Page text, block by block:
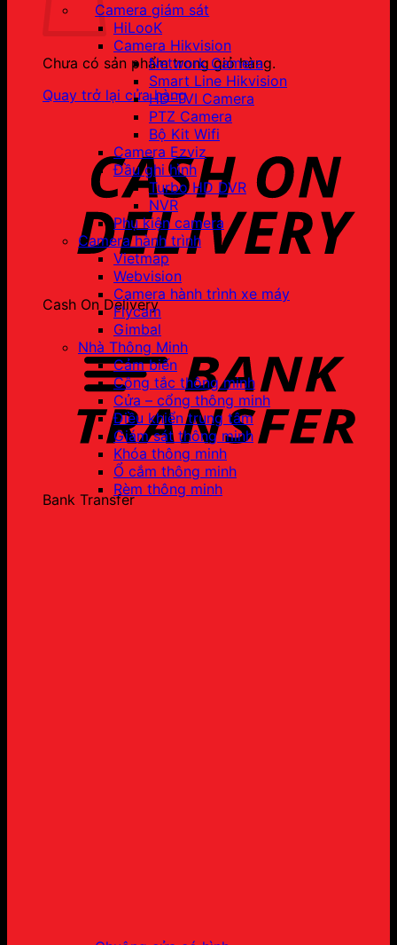
Chưa có sản phẩm trong giỏ hàng.
Quay trở lại cửa hàng
Cash On Delivery
Bank Transfer
Camera giám sát
HiLooK
Camera Hikvision
Network Camera
Smart Line Hikvision
HD-TVI Camera
PTZ Camera
Bộ Kit Wifi
Camera Ezviz
Đầu ghi hình
Turbo HD DVR
NVR
Phụ kiện camera
Camera hành trình
Vietmap
Webvision
Camera hành trình xe máy
Flycam
Gimbal
Nhà Thông Minh
Cảm biến
Công tắc thông minh
Cửa – cổng thông minh
Điều khiển trung tâm
Giám sát thông minh
Khóa thông minh
Ổ cắm thông minh
Rèm thông minh